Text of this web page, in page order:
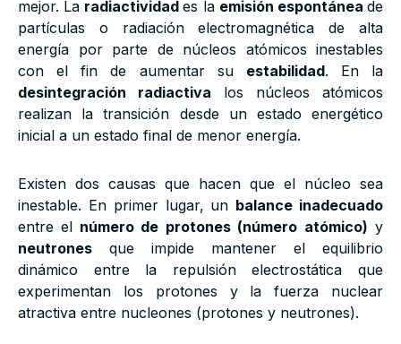
mejor. La radiactividades la emisión espontáneade
partículas o radiación electromagnética de alta
energía por parte de núcleos atómicos inestables
con el fin de aumentar su estabilidad. En la
desintegración radiactiva los núcleos atómicos
realizan la transición desde un estado energético
inicial a un estado final de menor energía.
Existen dos causas que hacen que el núcleo sea
inestable. En primer lugar, un balance inadecuado
entre el número de protones (número atómico) y
neutrones que impide mantener el equilibrio
dinámico entre la repulsión electrostática que
experimentan los protones y la fuerza nuclear
atractiva entre nucleones (protones y neutrones).